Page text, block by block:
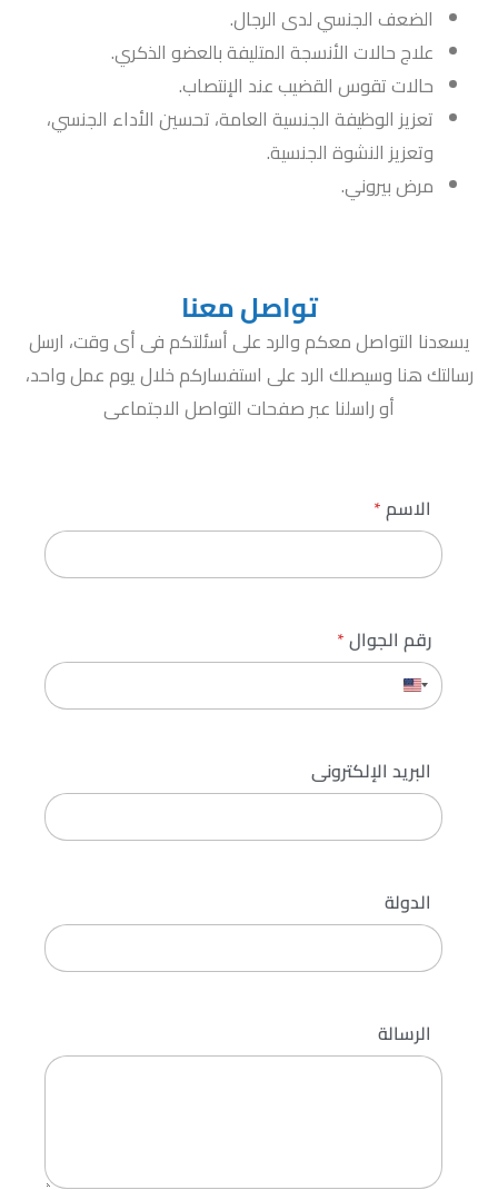
الضعف الجنسي لدى الرجال.
علاج حالات الأنسجة المتليفة بالعضو الذكري.
حالات تقوس القضيب عند الإنتصاب.
تعزيز الوظيفة الجنسية العامة، تحسين الأداء الجنسي،
وتعزيز النشوة الجنسية.
مرض بيروني.
تواصل معنا
يسعدنا التواصل معكم والرد على أسئلتكم فى أى وقت، ارسل
رسالتك هنا وسيصلك الرد على استفساركم خلال يوم عمل واحد،
أو راسلنا عبر صفحات التواصل الاجتماعى
الاسم*
رقم الجوال*
البريد الإلكترونى
الدولة
الرسالة